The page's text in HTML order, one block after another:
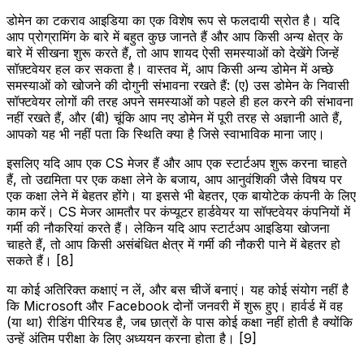
डोमेन का टकराव आइडिया का एक विशेष रूप से फलदायी स्रोत है। यदि
आप प्रोग्रामिंग के बारे में बहुत कुछ जानते हैं और आप किसी अन्य क्षेत्र के
बारे में सीखना शुरू करते हैं, तो आप शायद ऐसी समस्याओं को देखेंगे जिन्हें
सॉफ़्टवेयर हल कर सकता है। वास्तव में, आप किसी अन्य डोमेन में अच्छे
समस्याओं को खोजने की दोगुनी संभावना रखते हैं: (ए) उस डोमेन के निवासी
सॉफ्टवेयर लोगों की तरह अपने समस्याओं को पहले ही हल करने की संभावना
नहीं रखते हैं, और (बी) चूंकि आप नए डोमेन में पूरी तरह से अज्ञानी आते हैं,
आपको यह भी नहीं पता कि स्थिति क्या है जिसे स्वाभाविक माना जाए।
इसलिए यदि आप एक CS मेजर हैं और आप एक स्टार्टअप शुरू करना चाहते
हैं, तो उद्यमिता पर एक कक्षा लेने के बजाय, आप आनुवंशिकी जैसे विषय पर
एक कक्षा लेने में बेहतर होंगे। या इससे भी बेहतर, एक बायोटेक कंपनी के लिए
काम करें। CS मेजर आमतौर पर कंप्यूटर हार्डवेयर या सॉफ्टवेयर कंपनियों में
गर्मी की नौकरियां करते हैं। लेकिन यदि आप स्टार्टअप आइडिया खोजना
चाहते हैं, तो आप किसी असंबंधित क्षेत्र में गर्मी की नौकरी पाने में बेहतर हो
सकते हैं। [8]
या कोई अतिरिक्त कक्षाएं न लें, और बस चीजें बनाएं। यह कोई संयोग नहीं है
कि Microsoft और Facebook दोनों जनवरी में शुरू हुए। हार्वर्ड में वह
(या था) रीडिंग पीरियड है, जब छात्रों के पास कोई कक्षा नहीं होती है क्योंकि
उन्हें अंतिम परीक्षा के लिए अध्ययन करना होता है। [9]